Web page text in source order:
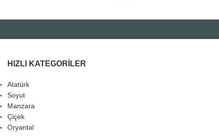
HIZLI KATEGORILER
Atatürk
Soyut
Manzara
Çiçek
Oryantal